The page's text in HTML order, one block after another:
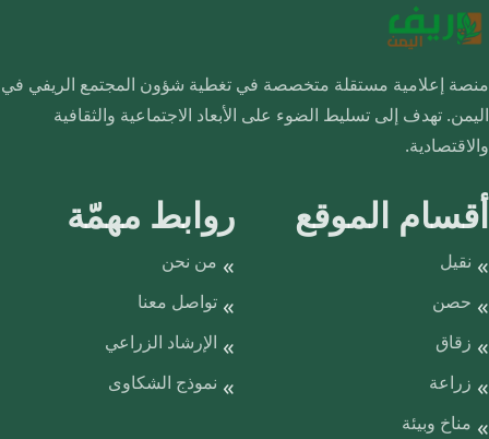
منصة إعلامية مستقلة متخصصة في تغطية شؤون المجتمع الريفي في
اليمن. تهدف إلى تسليط الضوء على الأبعاد الاجتماعية والثقافية
والاقتصادية.
أقسام الموقع
نقيل
حصن
زقاق
زراعة
مناخ وبيئة
روابط مهمّة
من نحن
تواصل معنا
الإرشاد الزراعي
نموذج الشكاوى